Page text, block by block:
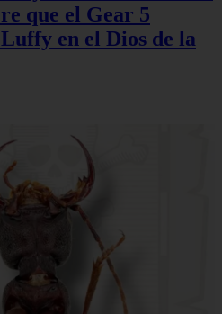
que el Gear 5
en el Dios de la